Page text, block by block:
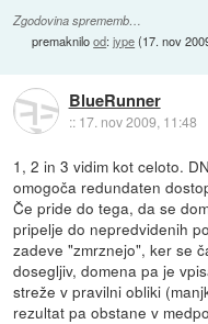
Zgodovina sprememb…
premaknilood:jype(17. nov
BlueRunner
:: 17. nov 2009, 11:48
1, 2 in 3 vidim kot celoto.
omogoča redundaten
Če pride do tega, da se
pripelje do nepredvidenih
zadeve "zmrznejo", ker se
dosegljiv, domena pa je
streže v pravilni obliki
rezultat pa obstane v